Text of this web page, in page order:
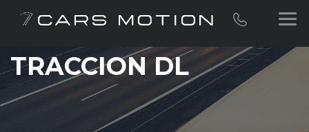
TRACCION DL